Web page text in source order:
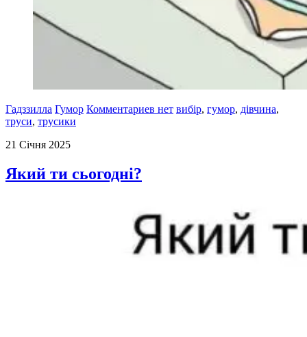
Гадззилла Гумор Комментариев нет вибір, гумор, дівчина,
труси, трусики
21 Січня 2025
Який ти сьогодні?